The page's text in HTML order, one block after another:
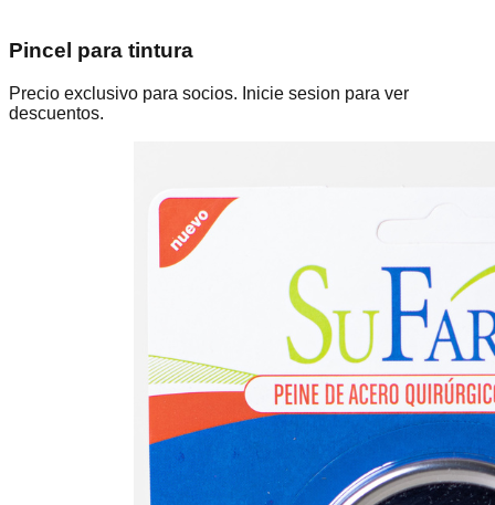
Pincel para tintura
Precio exclusivo para socios. Inicie sesion para ver
descuentos.